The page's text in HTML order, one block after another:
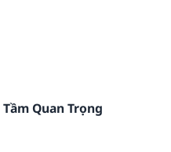
Quan Trọng